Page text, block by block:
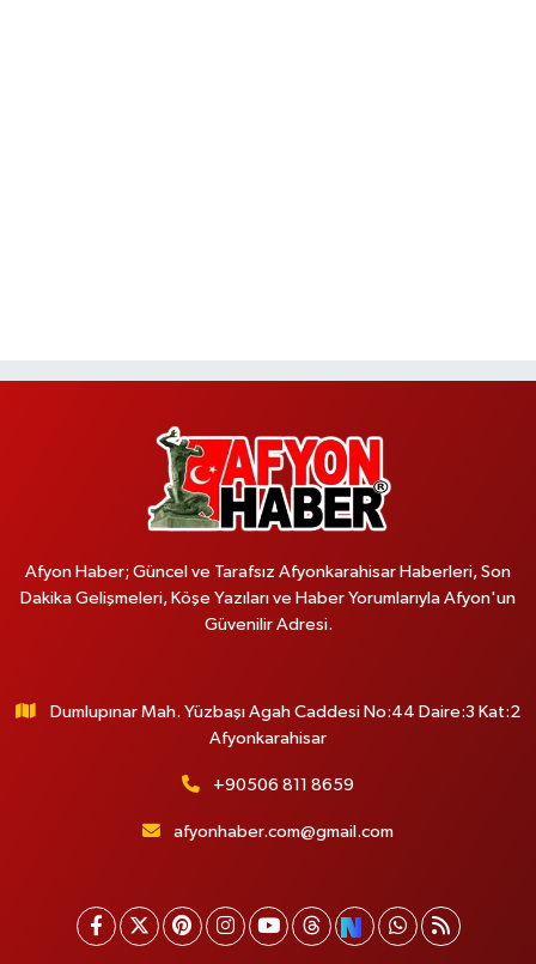
Afyon Haber; Güncel ve Tarafsız Afyonkarahisar Haberleri, Son
Dakika Gelişmeleri, Köşe Yazıları ve Haber Yorumlarıyla Afyon'un
Güvenilir Adresi.
Dumlupınar Mah. Yüzbaşı Agah Caddesi No:44 Daire:3 Kat:2
Afyonkarahisar
+90506 811 8659
afyonhaber.com@gmail.com